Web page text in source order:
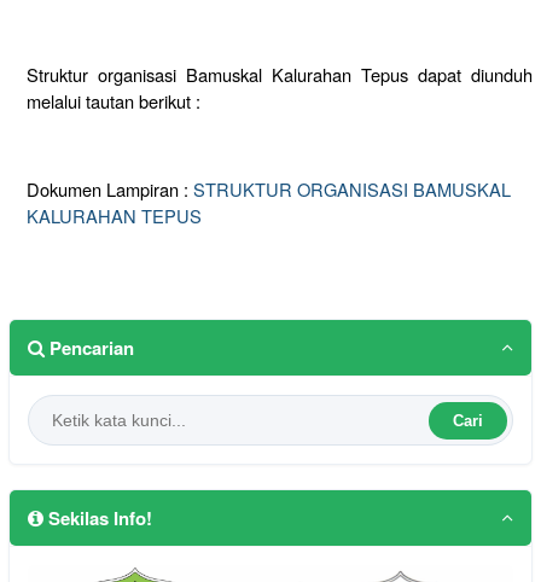
Struktur organisasi Bamuskal Kalurahan Tepus dapat diunduh
melalui tautan berikut :
Dokumen Lampiran : STRUKTUR ORGANISASI BAMUSKAL
KALURAHAN TEPUS
Pencarian
Cari
Sekilas Info!